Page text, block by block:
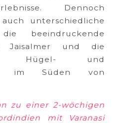
Dennoch
unterschiedliche
die beeindruckende
Jaisalmer und die
Hügel- und
im Süden von
zu einer 2-wöchigen
mit Varanasi